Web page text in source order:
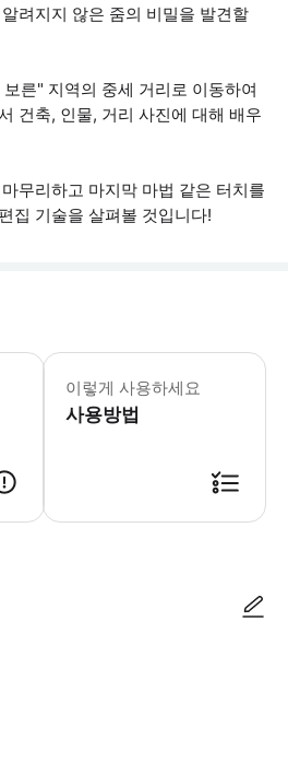
려지지 않은 줌의 비밀을 발견할
른" 지역의 중세 거리로 이동하여
건축, 인물, 거리 사진에 대해 배우
무리하고 마지막 마법 같은 터치를
집 기술을 살펴볼 것입니다!
모든 스마트폰에 적합하지만, 아이폰
이렇게 사용하세요
사용방법